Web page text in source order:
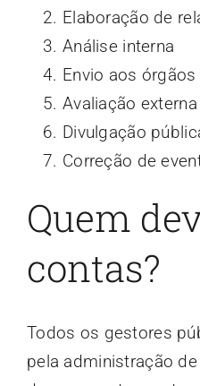
Elaboração de
Análise interna
Envio aos
Avaliação externa
Divulgação
Correção de
Quem
contas?
Todos os gestores
pela administração